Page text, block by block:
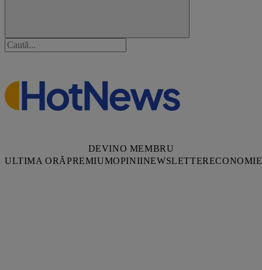
DEVINO MEMBRU
ULTIMA ORĂPREMIUMOPINIINEWSLETTERECONOMIE